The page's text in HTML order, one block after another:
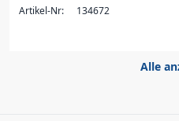
Artikel-Nr: 134672
Alle